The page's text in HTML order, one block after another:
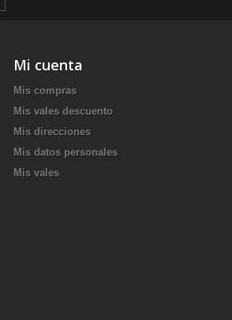
Mi cuenta
Mis compras
Mis vales descuento
Mis direcciones
Mis datos personales
Mis vales